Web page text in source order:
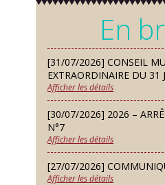
Défi de pêche aux
lure house)
Dimanche 13 Sep
Repas de fouées
Lundi 14 Sep
Conseil municipal
2026
Jeudi 24 Sep
Permanence des
Bâtiments de France
En
[31/07/2026] CONSEIL
EXTRAORDINAIRE DU 31
Afficher les détails
[30/07/2026] 2026 –
N°7
Afficher les détails
[27/07/2026]
Afficher les détails